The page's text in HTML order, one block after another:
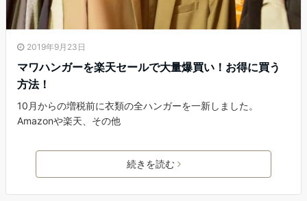
2019年9月23日
マワハンガーを楽天セールで大量爆買い！お得に買う
方法！
10月からの増税前に衣類の全ハンガーを一新しました。
Amazonや楽天、その他
続きを読む